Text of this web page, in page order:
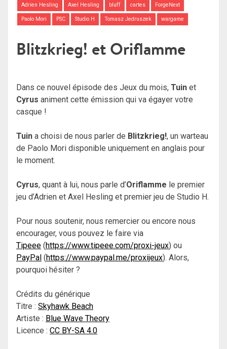
Adrien Hesling Axel Hesling bluff cartes ForgeNext
Paolo Mori PSC Studio H Tomasz Jedruszek wargame
Blitzkrieg! et Oriflamme
Dans ce nouvel épisode des Jeux du mois, Tuin et
Cyrus animent cette émission qui va égayer votre
casque !
Tuin a choisi de nous parler de Blitzkrieg!, un warteau
de Paolo Mori disponible uniquement en anglais pour
le moment.
Cyrus, quant à lui, nous parle d’Oriflamme le premier
jeu d’Adrien et Axel Hesling et premier jeu de Studio H.
Pour nous soutenir, nous remercier ou encore nous
encourager, vous pouvez le faire via
Tipeee (https://www.tipeee.com/proxi-jeux) ou
PayPal (https://www.paypal.me/proxijeux). Alors,
pourquoi hésiter ?
Crédits du générique
Titre : Skyhawk Beach
Artiste : Blue Wave Theory
Licence : CC BY-SA 4.0